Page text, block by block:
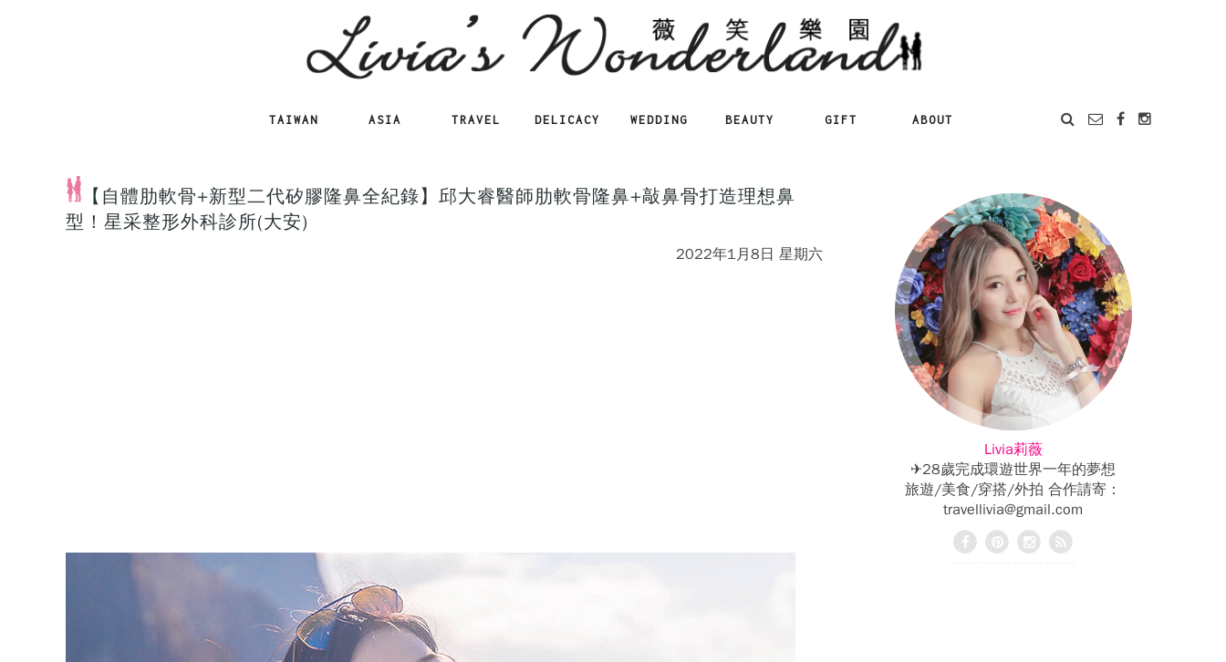
TAIWAN ASIA TRAVEL DELICACY WEDDING BEAUTY GIFT ABOUT
【自體肋軟骨+新型二代矽膠隆鼻全紀錄】邱大睿醫師肋軟骨隆鼻+敲鼻骨打造理想鼻
型！星采整形外科診所(大安)
2022年1月8日 星期六
Livia莉薇
✈28歲完成環遊世界一年的夢想
旅遊/美食/穿搭/外拍 合作請寄：
travellivia@gmail.com